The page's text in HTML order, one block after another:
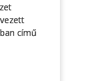
című